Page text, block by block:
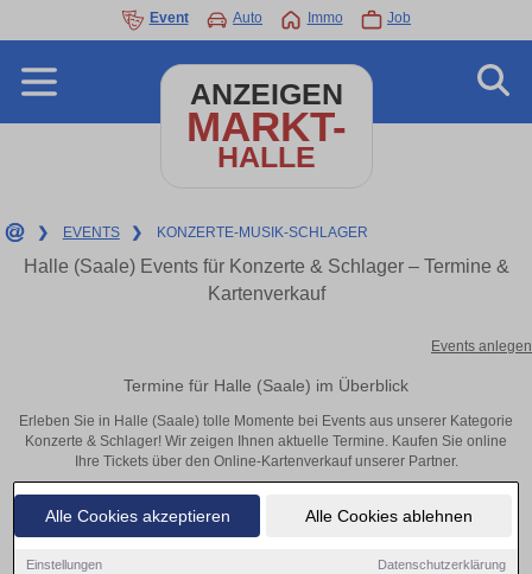
Alle Cookies akzeptieren Alle Cookies ablehnen
Einstellungen Datenschutzerklärung
Event Auto Immo Job
ANZEIGEN
MARKT-
HALLE
❯ EVENTS ❯ KONZERTE-MUSIK-SCHLAGER
Halle (Saale) Events für Konzerte & Schlager – Termine &
Kartenverkauf
Events anlegen
Termine für Halle (Saale) im Überblick
Erleben Sie in Halle (Saale) tolle Momente bei Events aus unserer Kategorie
Konzerte & Schlager! Wir zeigen Ihnen aktuelle Termine. Kaufen Sie online
Ihre Tickets über den Online-Kartenverkauf unserer Partner.